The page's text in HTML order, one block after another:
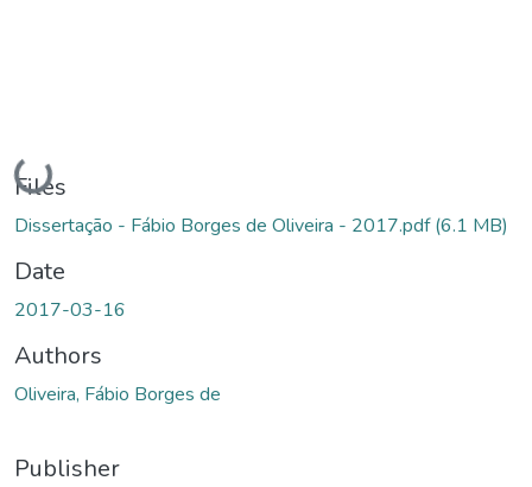
Loading...
Files
Dissertação - Fábio Borges de Oliveira - 2017.pdf(6.1 MB)
Date
2017-03-16
Authors
Oliveira, Fábio Borges de
Publisher